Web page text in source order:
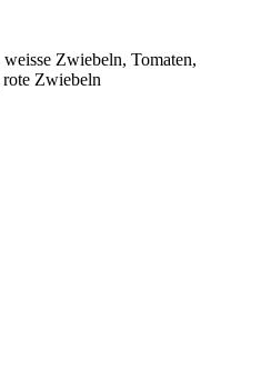
Zwiebeln, Tomaten,
Zwiebeln